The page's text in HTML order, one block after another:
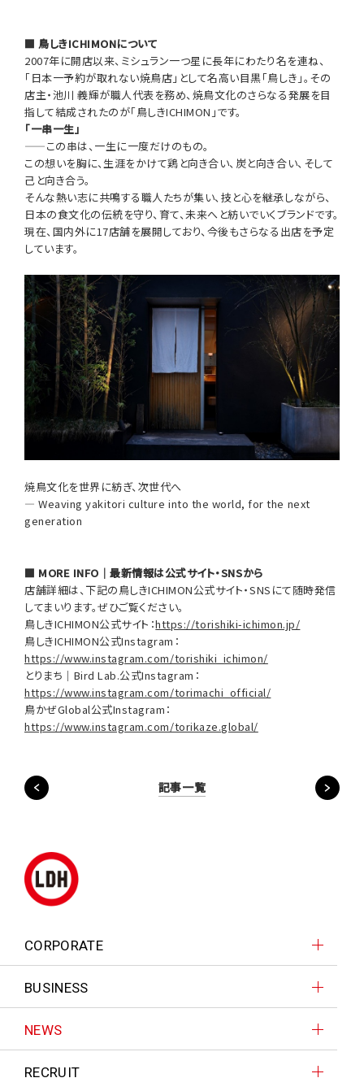
■ 鳥しきICHIMONについて
2007年に開店以来、ミシュラン一つ星に長年にわたり名を連ね、
「日本一予約が取れない焼鳥店」として名高い目黒「鳥しき」。その
店主・池川 義輝が職人代表を務め、焼鳥文化のさらなる発展を目
指して結成されたのが「鳥しきICHIMON」です。
「一串一生」
——この串は、一生に一度だけのもの。
この想いを胸に、生涯をかけて鶏と向き合い、炭と向き合い、そして
己と向き合う。
そんな熱い志に共鳴する職人たちが集い、技と心を継承しながら、
日本の食文化の伝統を守り、育て、未来へと紡いでいくブランドです。
現在、国内外に17店舗を展開しており、今後もさらなる出店を予定
しています。
焼鳥文化を世界に紡ぎ、次世代へ
— Weaving yakitori culture into the world, for the next
generation
■ MORE INFO｜最新情報は公式サイト・SNSから
店舗詳細は、下記の鳥しきICHIMON公式サイト・SNSにて随時発信
してまいります。ぜひご覧ください。
鳥しきICHIMON公式サイト：https://torishiki-ichimon.jp/
鳥しきICHIMON公式Instagram：
https://www.instagram.com/torishiki_ichimon/
とりまち｜Bird Lab.公式Instagram：
https://www.instagram.com/torimachi_official/
鳥かぜGlobal公式Instagram：
https://www.instagram.com/torikaze.global/
記事一覧
CORPORATE
BUSINESS
NEWS
RECRUIT